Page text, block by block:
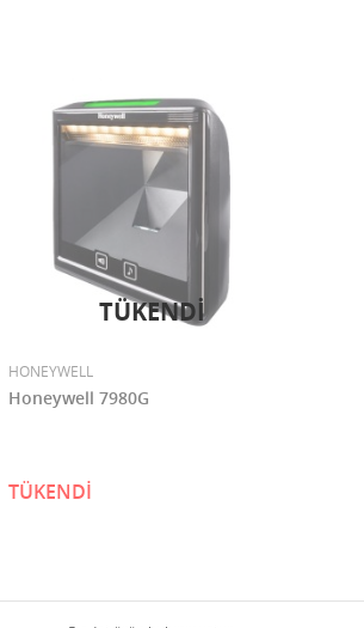
HONEYWELL
Honeywell 7980G
TÜKENDİ
TÜKENDI